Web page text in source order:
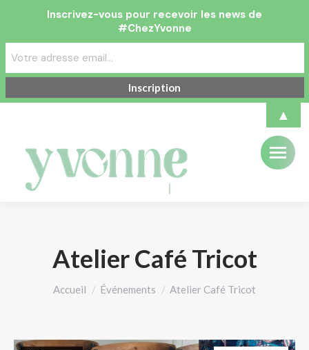
Atelier Café Tricot
Vous êtes ici :
Accueil Événements Atelier Café Tricot
Inscrivez-vous pour recevoir les news de
#ChezYvonne
▲